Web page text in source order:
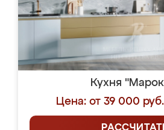
Кухня
Цена: от 39 000